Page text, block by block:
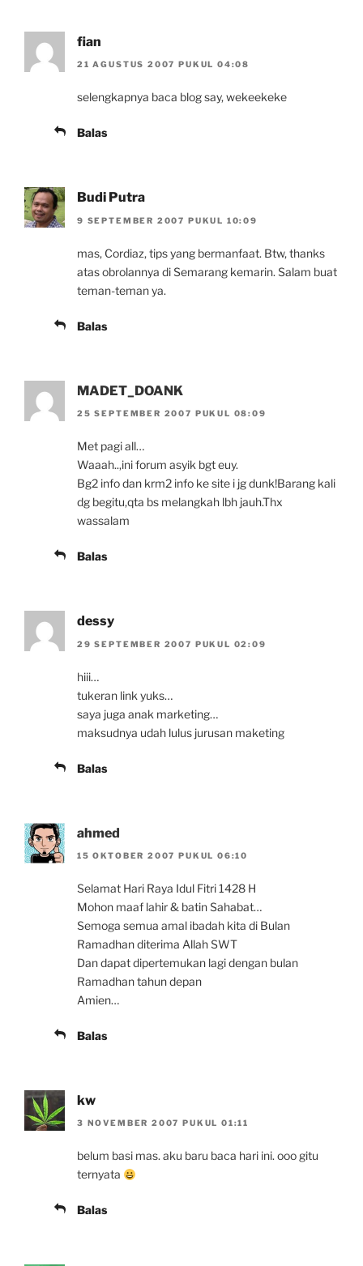
fian
21 AGUSTUS 2007 PUKUL 04:08
selengkapnya baca blog say, wekeekeke
Balas
Budi Putra
9 SEPTEMBER 2007 PUKUL 10:09
mas, Cordiaz, tips yang bermanfaat. Btw, thanks
atas obrolannya di Semarang kemarin. Salam buat
teman-teman ya.
Balas
MADET_DOANK
25 SEPTEMBER 2007 PUKUL 08:09
Met pagi all…
Waaah..,ini forum asyik bgt euy.
Bg2 info dan krm2 info ke site i jg dunk!Barang kali
dg begitu,qta bs melangkah lbh jauh.Thx
wassalam
Balas
dessy
29 SEPTEMBER 2007 PUKUL 02:09
hiii…
tukeran link yuks…
saya juga anak marketing…
maksudnya udah lulus jurusan maketing
Balas
ahmed
15 OKTOBER 2007 PUKUL 06:10
Selamat Hari Raya Idul Fitri 1428 H
Mohon maaf lahir & batin Sahabat…
Semoga semua amal ibadah kita di Bulan
Ramadhan diterima Allah SWT
Dan dapat dipertemukan lagi dengan bulan
Ramadhan tahun depan
Amien…
Balas
kw
3 NOVEMBER 2007 PUKUL 01:11
belum basi mas. aku baru baca hari ini. ooo gitu
ternyata
Balas